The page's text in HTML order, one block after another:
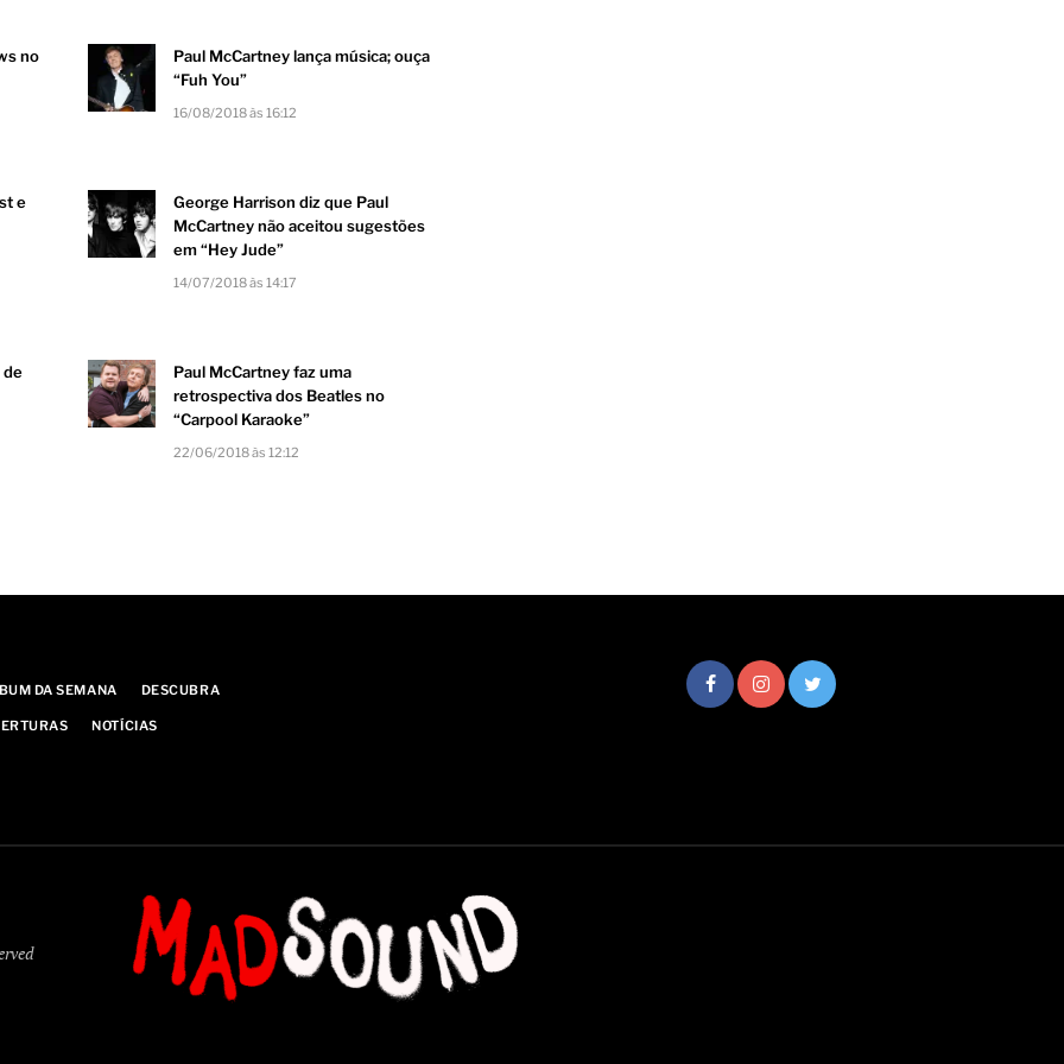
no
Paul McCartney lança música; ouça
“Fuh You”
16/08/2018 às 16:12
e
George Harrison diz que Paul
McCartney não aceitou sugestões
em “Hey Jude”
14/07/2018 às 14:17
de
Paul McCartney faz uma
retrospectiva dos Beatles no
“Carpool Karaoke”
22/06/2018 às 12:12
DA SEMANA DESCUBRA
NOTÍCIAS